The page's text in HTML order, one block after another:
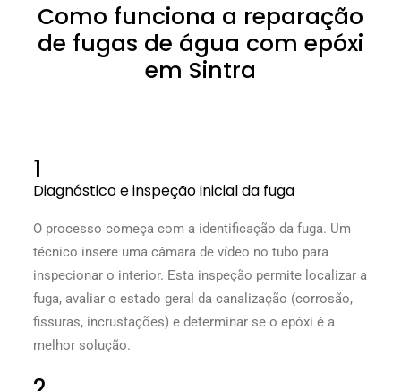
Como funciona a reparação
de fugas de água com epóxi
em Sintra
1
Diagnóstico e inspeção inicial da fuga
O processo começa com a identificação da fuga. Um
técnico insere uma câmara de vídeo no tubo para
inspecionar o interior. Esta inspeção permite localizar a
fuga, avaliar o estado geral da canalização (corrosão,
fissuras, incrustações) e determinar se o epóxi é a
melhor solução.